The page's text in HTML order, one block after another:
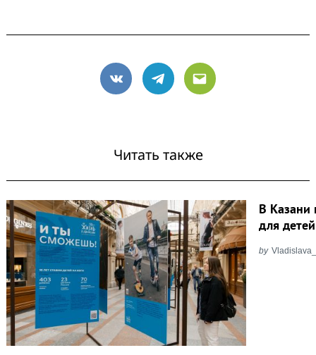
VK Telegram
Email
Читать также
В Казани
для
by